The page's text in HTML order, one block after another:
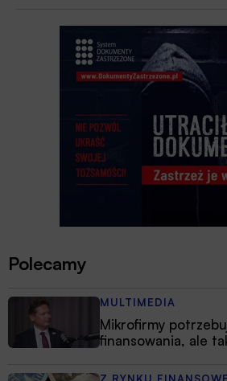
Polecamy
MULTIMEDIA
Mikrofirmy
finansowania, ale